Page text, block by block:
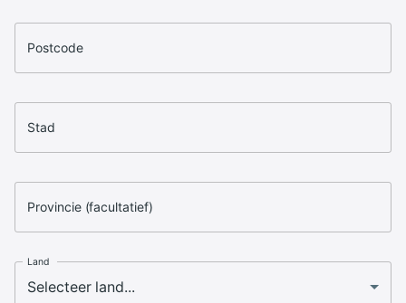
Postcode
Stad
Provincie (facultatief)
Land